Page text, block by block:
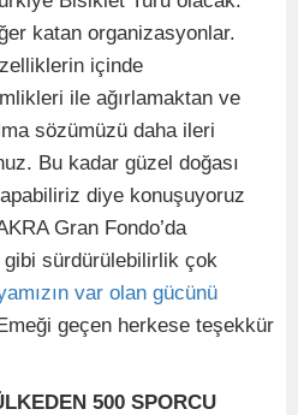
katan organizasyonlar.
içinde
ile ağırlamaktan ve
sözümüzü daha ileri
Bu kadar güzel doğası
diye konuşuyoruz
Gran Fondo’da
gibi sürdürülebilirlik çok
var olan gücünü
geçen herkese teşekkür
500 SPORCU